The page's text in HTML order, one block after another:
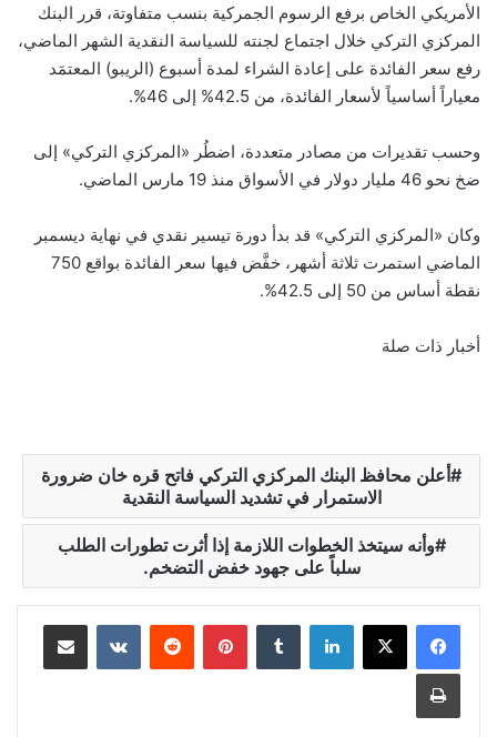
الأمريكي الخاص برفع الرسوم الجمركية بنسب متفاوتة، قرر البنك
المركزي التركي خلال اجتماع لجنته للسياسة النقدية الشهر الماضي،
رفع سعر الفائدة على إعادة الشراء لمدة أسبوع (الريبو) المعتمَد
معياراً أساسياً لأسعار الفائدة، من 42.5% إلى 46%.
وحسب تقديرات من مصادر متعددة، اضطُر «المركزي التركي» إلى
ضخ نحو 46 مليار دولار في الأسواق منذ 19 مارس الماضي.
وكان «المركزي التركي» قد بدأ دورة تيسير نقدي في نهاية ديسمبر
الماضي استمرت ثلاثة أشهر، خفَّض فيها سعر الفائدة بواقع 750
نقطة أساس من 50 إلى 42.5%.
أخبار ذات صلة
أعلن محافظ البنك المركزي التركي فاتح قره خان ضرورة
الاستمرار في تشديد السياسة النقدية
وأنه سيتخذ الخطوات اللازمة إذا أثرت تطورات الطلب
سلباً على جهود خفض التضخم.
لينكدإن بينتيريست